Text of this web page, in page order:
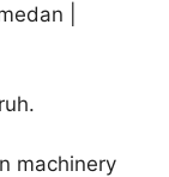
|
machinery